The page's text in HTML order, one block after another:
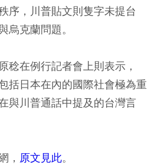
序，川普貼文則隻字未提台
烏克蘭問題。
稔在例行記者會上則表示，
括日本在內的國際社會極為重
與川普通話中提及的台灣言
， 原文見此。